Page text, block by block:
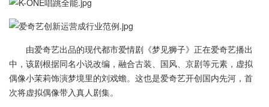
由爱奇艺出品的现代都市爱情剧《梦见狮子》正在爱奇艺播出
中，该剧根据同名小说改编，融合古装、国风、京剧等元素，虚拟
偶像小茉莉饰演梦境里的刘戏蟾。这也是爱奇艺开创国内先河，首
次将虚拟偶像带入真人剧集。